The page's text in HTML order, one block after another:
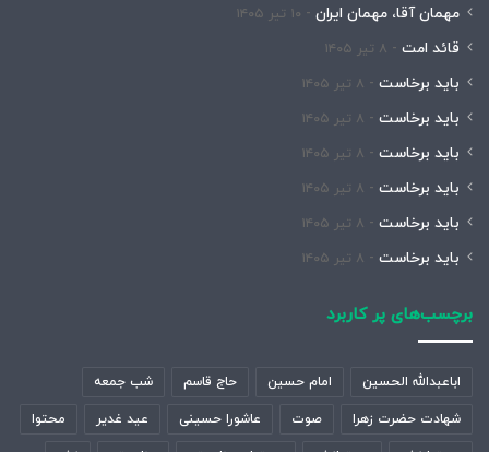
مهمان آقا، مهمان ایران ۱۰ تیر ۱۴۰۵
قائد امت ۸ تیر ۱۴۰۵
باید برخاست ۸ تیر ۱۴۰۵
باید برخاست ۸ تیر ۱۴۰۵
باید برخاست ۸ تیر ۱۴۰۵
باید برخاست ۸ تیر ۱۴۰۵
باید برخاست ۸ تیر ۱۴۰۵
باید برخاست ۸ تیر ۱۴۰۵
برچسب‌های پر کاربرد
اباعبدالله الحسین امام حسین حاج قاسم شب جمعه
شهادت حضرت زهرا صوت عاشورا حسینی عید غدیر محتوا